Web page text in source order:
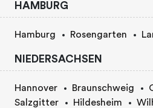
HAMBURG
Hamburg Rosengarten
NIEDERSACHSEN
Hannover Braunschweig
Salzgitter
Hildesheim